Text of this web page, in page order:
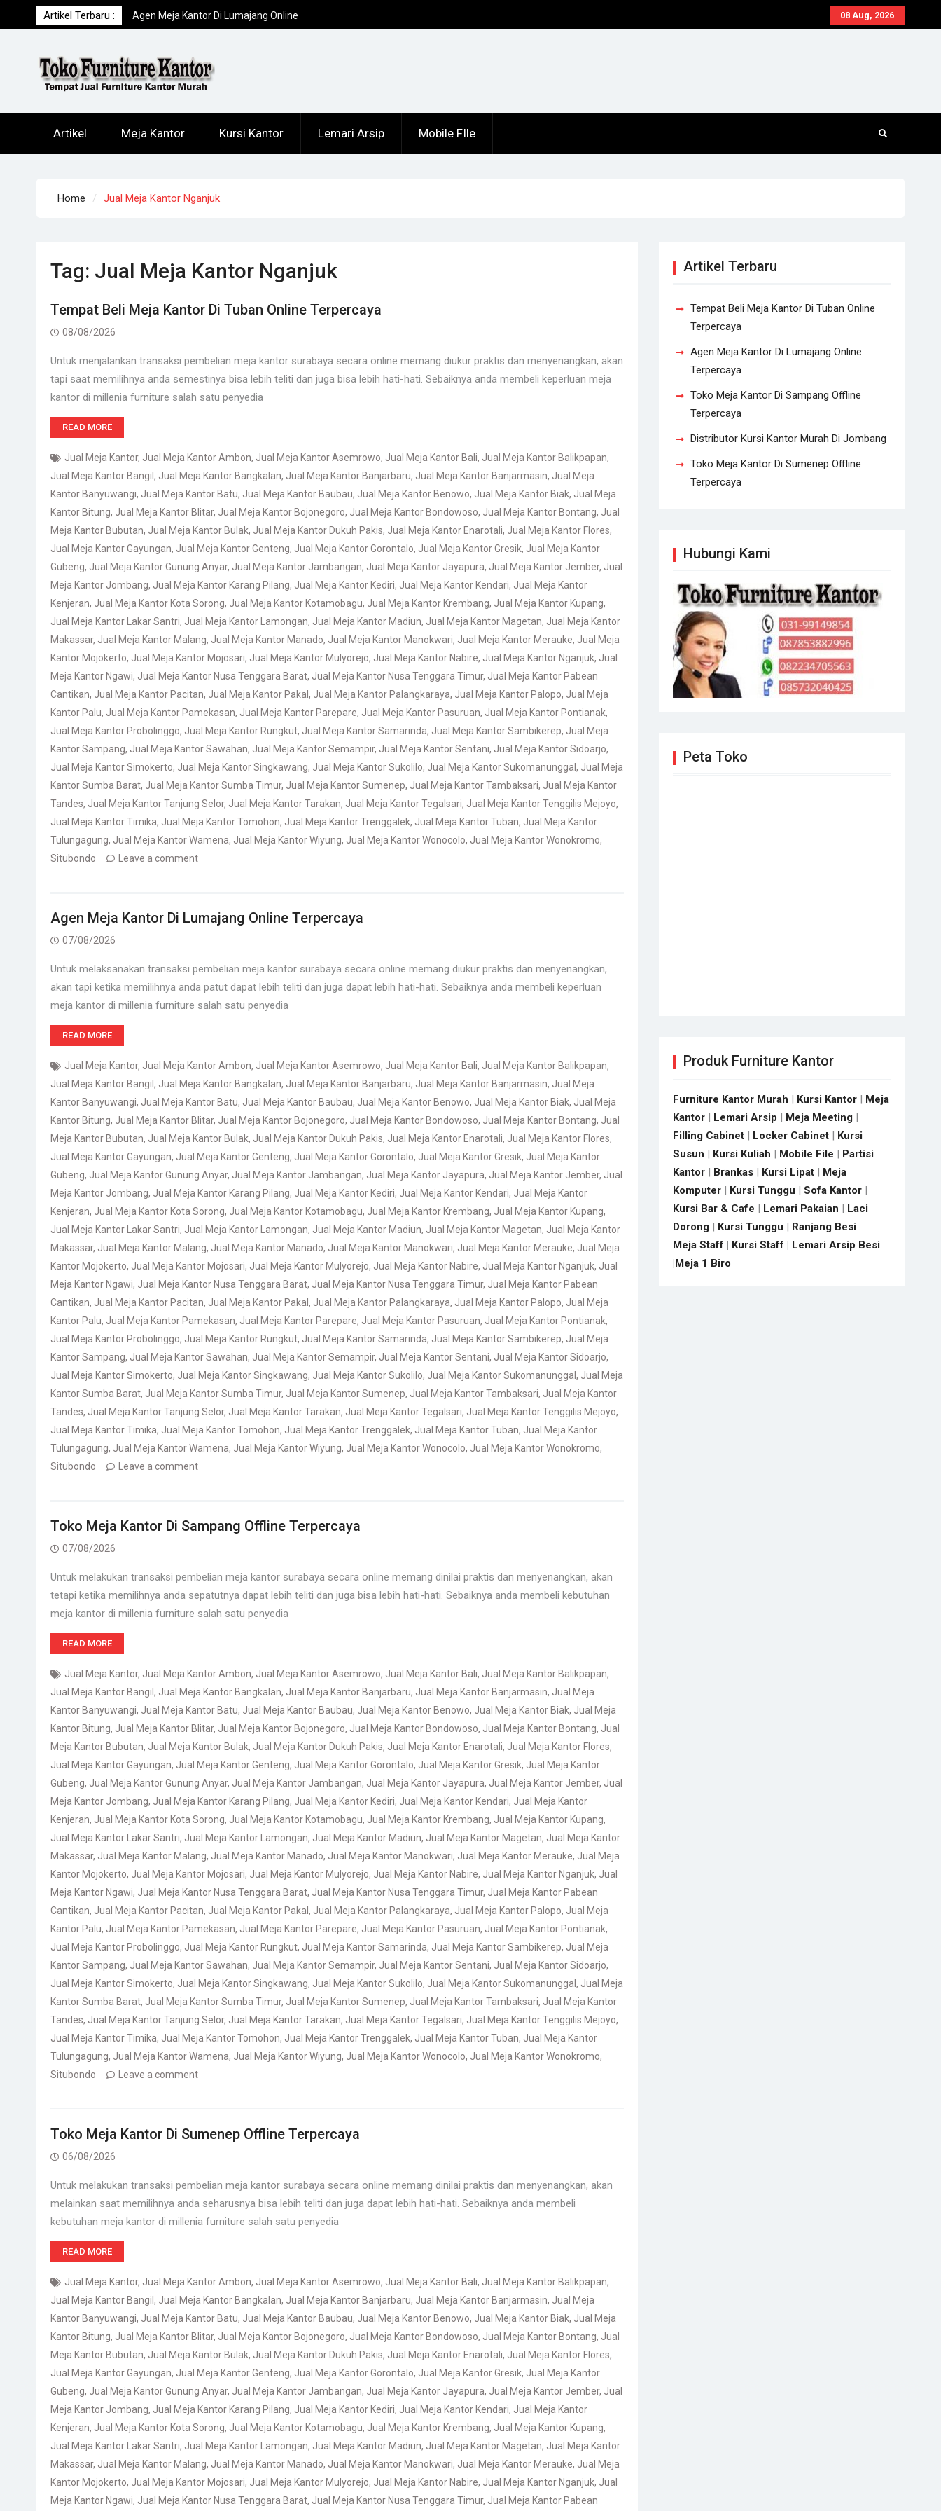
to
08 Aug, 2026
Artikel Terbaru :
Agen Meja Kantor Di Lumajang Online
Terpercaya
Terpercaya
Tempat Beli Meja Kantor Di Tuban Online
Artikel Meja Kantor Kursi Kantor Lemari Arsip Mobile FIle
Home Jual Meja Kantor Nganjuk
Tag: Jual Meja Kantor Nganjuk
Tempat Beli Meja Kantor Di Tuban Online Terpercaya
08/08/2026
Untuk menjalankan transaksi pembelian meja kantor surabaya secara online memang diukur praktis dan menyenangkan, akan
tapi saat memilihnya anda semestinya bisa lebih teliti dan juga bisa lebih hati-hati. Sebaiknya anda membeli keperluan meja
kantor di millenia furniture salah satu penyedia
READ MORE
Jual Meja Kantor, Jual Meja Kantor Ambon, Jual Meja Kantor Asemrowo, Jual Meja Kantor Bali, Jual Meja Kantor Balikpapan,
Jual Meja Kantor Bangil , Jual Meja Kantor Bangkalan, Jual Meja Kantor Banjarbaru, Jual Meja Kantor Banjarmasin, Jual Meja
Kantor Banyuwangi, Jual Meja Kantor Batu, Jual Meja Kantor Baubau, Jual Meja Kantor Benowo, Jual Meja Kantor Biak, Jual Meja
Kantor Bitung, Jual Meja Kantor Blitar, Jual Meja Kantor Bojonegoro, Jual Meja Kantor Bondowoso, Jual Meja Kantor Bontang, Jual
Meja Kantor Bubutan, Jual Meja Kantor Bulak, Jual Meja Kantor Dukuh Pakis, Jual Meja Kantor Enarotali, Jual Meja Kantor Flores,
Jual Meja Kantor Gayungan, Jual Meja Kantor Genteng, Jual Meja Kantor Gorontalo, Jual Meja Kantor Gresik, Jual Meja Kantor
Gubeng, Jual Meja Kantor Gunung Anyar, Jual Meja Kantor Jambangan, Jual Meja Kantor Jayapura, Jual Meja Kantor Jember, Jual
Meja Kantor Jombang, Jual Meja Kantor Karang Pilang, Jual Meja Kantor Kediri, Jual Meja Kantor Kendari, Jual Meja Kantor
Kenjeran, Jual Meja Kantor Kota Sorong, Jual Meja Kantor Kotamobagu, Jual Meja Kantor Krembang, Jual Meja Kantor Kupang,
Jual Meja Kantor Lakar Santri, Jual Meja Kantor Lamongan, Jual Meja Kantor Madiun, Jual Meja Kantor Magetan, Jual Meja Kantor
Makassar, Jual Meja Kantor Malang, Jual Meja Kantor Manado, Jual Meja Kantor Manokwari, Jual Meja Kantor Merauke, Jual Meja
Kantor Mojokerto, Jual Meja Kantor Mojosari, Jual Meja Kantor Mulyorejo, Jual Meja Kantor Nabire, Jual Meja Kantor Nganjuk, Jual
Meja Kantor Ngawi, Jual Meja Kantor Nusa Tenggara Barat, Jual Meja Kantor Nusa Tenggara Timur, Jual Meja Kantor Pabean
Cantikan, Jual Meja Kantor Pacitan, Jual Meja Kantor Pakal , Jual Meja Kantor Palangkaraya, Jual Meja Kantor Palopo, Jual Meja
Kantor Palu, Jual Meja Kantor Pamekasan, Jual Meja Kantor Parepare, Jual Meja Kantor Pasuruan, Jual Meja Kantor Pontianak,
Jual Meja Kantor Probolinggo, Jual Meja Kantor Rungkut, Jual Meja Kantor Samarinda, Jual Meja Kantor Sambikerep, Jual Meja
Kantor Sampang, Jual Meja Kantor Sawahan, Jual Meja Kantor Semampir, Jual Meja Kantor Sentani, Jual Meja Kantor Sidoarjo,
Jual Meja Kantor Simokerto, Jual Meja Kantor Singkawang, Jual Meja Kantor Sukolilo, Jual Meja Kantor Sukomanunggal , Jual Meja
Kantor Sumba Barat, Jual Meja Kantor Sumba Timur, Jual Meja Kantor Sumenep, Jual Meja Kantor Tambaksari, Jual Meja Kantor
Tandes, Jual Meja Kantor Tanjung Selor, Jual Meja Kantor Tarakan, Jual Meja Kantor Tegalsari, Jual Meja Kantor Tenggilis Mejoyo,
Jual Meja Kantor Timika, Jual Meja Kantor Tomohon, Jual Meja Kantor Trenggalek, Jual Meja Kantor Tuban, Jual Meja Kantor
Tulungagung, Jual Meja Kantor Wamena, Jual Meja Kantor Wiyung, Jual Meja Kantor Wonocolo, Jual Meja Kantor Wonokromo,
Situbondo
Leave a comment
Agen Meja Kantor Di Lumajang Online Terpercaya
07/08/2026
Untuk melaksanakan transaksi pembelian meja kantor surabaya secara online memang diukur praktis dan menyenangkan,
akan tapi ketika memilihnya anda patut dapat lebih teliti dan juga dapat lebih hati-hati. Sebaiknya anda membeli keperluan
meja kantor di millenia furniture salah satu penyedia
READ MORE
Jual Meja Kantor, Jual Meja Kantor Ambon, Jual Meja Kantor Asemrowo, Jual Meja Kantor Bali, Jual Meja Kantor Balikpapan,
Jual Meja Kantor Bangil , Jual Meja Kantor Bangkalan, Jual Meja Kantor Banjarbaru, Jual Meja Kantor Banjarmasin, Jual Meja
Kantor Banyuwangi, Jual Meja Kantor Batu, Jual Meja Kantor Baubau, Jual Meja Kantor Benowo, Jual Meja Kantor Biak, Jual Meja
Kantor Bitung, Jual Meja Kantor Blitar, Jual Meja Kantor Bojonegoro, Jual Meja Kantor Bondowoso, Jual Meja Kantor Bontang, Jual
Meja Kantor Bubutan, Jual Meja Kantor Bulak, Jual Meja Kantor Dukuh Pakis, Jual Meja Kantor Enarotali, Jual Meja Kantor Flores,
Jual Meja Kantor Gayungan, Jual Meja Kantor Genteng, Jual Meja Kantor Gorontalo, Jual Meja Kantor Gresik, Jual Meja Kantor
Gubeng, Jual Meja Kantor Gunung Anyar, Jual Meja Kantor Jambangan, Jual Meja Kantor Jayapura, Jual Meja Kantor Jember, Jual
Meja Kantor Jombang, Jual Meja Kantor Karang Pilang, Jual Meja Kantor Kediri, Jual Meja Kantor Kendari, Jual Meja Kantor
Kenjeran, Jual Meja Kantor Kota Sorong, Jual Meja Kantor Kotamobagu, Jual Meja Kantor Krembang, Jual Meja Kantor Kupang,
Jual Meja Kantor Lakar Santri, Jual Meja Kantor Lamongan, Jual Meja Kantor Madiun, Jual Meja Kantor Magetan, Jual Meja Kantor
Makassar, Jual Meja Kantor Malang, Jual Meja Kantor Manado, Jual Meja Kantor Manokwari, Jual Meja Kantor Merauke, Jual Meja
Kantor Mojokerto, Jual Meja Kantor Mojosari, Jual Meja Kantor Mulyorejo, Jual Meja Kantor Nabire, Jual Meja Kantor Nganjuk, Jual
Meja Kantor Ngawi, Jual Meja Kantor Nusa Tenggara Barat, Jual Meja Kantor Nusa Tenggara Timur, Jual Meja Kantor Pabean
Cantikan, Jual Meja Kantor Pacitan, Jual Meja Kantor Pakal , Jual Meja Kantor Palangkaraya, Jual Meja Kantor Palopo, Jual Meja
Kantor Palu, Jual Meja Kantor Pamekasan, Jual Meja Kantor Parepare, Jual Meja Kantor Pasuruan, Jual Meja Kantor Pontianak,
Jual Meja Kantor Probolinggo, Jual Meja Kantor Rungkut, Jual Meja Kantor Samarinda, Jual Meja Kantor Sambikerep, Jual Meja
Kantor Sampang, Jual Meja Kantor Sawahan, Jual Meja Kantor Semampir, Jual Meja Kantor Sentani, Jual Meja Kantor Sidoarjo,
Jual Meja Kantor Simokerto, Jual Meja Kantor Singkawang, Jual Meja Kantor Sukolilo, Jual Meja Kantor Sukomanunggal , Jual Meja
Kantor Sumba Barat, Jual Meja Kantor Sumba Timur, Jual Meja Kantor Sumenep, Jual Meja Kantor Tambaksari, Jual Meja Kantor
Tandes, Jual Meja Kantor Tanjung Selor, Jual Meja Kantor Tarakan, Jual Meja Kantor Tegalsari, Jual Meja Kantor Tenggilis Mejoyo,
Jual Meja Kantor Timika, Jual Meja Kantor Tomohon, Jual Meja Kantor Trenggalek, Jual Meja Kantor Tuban, Jual Meja Kantor
Tulungagung, Jual Meja Kantor Wamena, Jual Meja Kantor Wiyung, Jual Meja Kantor Wonocolo, Jual Meja Kantor Wonokromo,
Situbondo
Leave a comment
Toko Meja Kantor Di Sampang Offline Terpercaya
07/08/2026
Untuk melakukan transaksi pembelian meja kantor surabaya secara online memang dinilai praktis dan menyenangkan, akan
tetapi ketika memilihnya anda sepatutnya dapat lebih teliti dan juga bisa lebih hati-hati. Sebaiknya anda membeli kebutuhan
meja kantor di millenia furniture salah satu penyedia
READ MORE
Jual Meja Kantor, Jual Meja Kantor Ambon, Jual Meja Kantor Asemrowo, Jual Meja Kantor Bali, Jual Meja Kantor Balikpapan,
Jual Meja Kantor Bangil , Jual Meja Kantor Bangkalan, Jual Meja Kantor Banjarbaru, Jual Meja Kantor Banjarmasin, Jual Meja
Kantor Banyuwangi, Jual Meja Kantor Batu, Jual Meja Kantor Baubau, Jual Meja Kantor Benowo, Jual Meja Kantor Biak, Jual Meja
Kantor Bitung, Jual Meja Kantor Blitar, Jual Meja Kantor Bojonegoro, Jual Meja Kantor Bondowoso, Jual Meja Kantor Bontang, Jual
Meja Kantor Bubutan, Jual Meja Kantor Bulak, Jual Meja Kantor Dukuh Pakis, Jual Meja Kantor Enarotali, Jual Meja Kantor Flores,
Jual Meja Kantor Gayungan, Jual Meja Kantor Genteng, Jual Meja Kantor Gorontalo, Jual Meja Kantor Gresik, Jual Meja Kantor
Gubeng, Jual Meja Kantor Gunung Anyar, Jual Meja Kantor Jambangan, Jual Meja Kantor Jayapura, Jual Meja Kantor Jember, Jual
Meja Kantor Jombang, Jual Meja Kantor Karang Pilang, Jual Meja Kantor Kediri, Jual Meja Kantor Kendari, Jual Meja Kantor
Kenjeran, Jual Meja Kantor Kota Sorong, Jual Meja Kantor Kotamobagu, Jual Meja Kantor Krembang, Jual Meja Kantor Kupang,
Jual Meja Kantor Lakar Santri, Jual Meja Kantor Lamongan, Jual Meja Kantor Madiun, Jual Meja Kantor Magetan, Jual Meja Kantor
Makassar, Jual Meja Kantor Malang, Jual Meja Kantor Manado, Jual Meja Kantor Manokwari, Jual Meja Kantor Merauke, Jual Meja
Kantor Mojokerto, Jual Meja Kantor Mojosari, Jual Meja Kantor Mulyorejo, Jual Meja Kantor Nabire, Jual Meja Kantor Nganjuk, Jual
Meja Kantor Ngawi, Jual Meja Kantor Nusa Tenggara Barat, Jual Meja Kantor Nusa Tenggara Timur, Jual Meja Kantor Pabean
Cantikan, Jual Meja Kantor Pacitan, Jual Meja Kantor Pakal , Jual Meja Kantor Palangkaraya, Jual Meja Kantor Palopo, Jual Meja
Kantor Palu, Jual Meja Kantor Pamekasan, Jual Meja Kantor Parepare, Jual Meja Kantor Pasuruan, Jual Meja Kantor Pontianak,
Jual Meja Kantor Probolinggo, Jual Meja Kantor Rungkut, Jual Meja Kantor Samarinda, Jual Meja Kantor Sambikerep, Jual Meja
Kantor Sampang, Jual Meja Kantor Sawahan, Jual Meja Kantor Semampir, Jual Meja Kantor Sentani, Jual Meja Kantor Sidoarjo,
Jual Meja Kantor Simokerto, Jual Meja Kantor Singkawang, Jual Meja Kantor Sukolilo, Jual Meja Kantor Sukomanunggal , Jual Meja
Kantor Sumba Barat, Jual Meja Kantor Sumba Timur, Jual Meja Kantor Sumenep, Jual Meja Kantor Tambaksari, Jual Meja Kantor
Tandes, Jual Meja Kantor Tanjung Selor, Jual Meja Kantor Tarakan, Jual Meja Kantor Tegalsari, Jual Meja Kantor Tenggilis Mejoyo,
Jual Meja Kantor Timika, Jual Meja Kantor Tomohon, Jual Meja Kantor Trenggalek, Jual Meja Kantor Tuban, Jual Meja Kantor
Tulungagung, Jual Meja Kantor Wamena, Jual Meja Kantor Wiyung, Jual Meja Kantor Wonocolo, Jual Meja Kantor Wonokromo,
Situbondo
Leave a comment
Toko Meja Kantor Di Sumenep Offline Terpercaya
06/08/2026
Untuk melakukan transaksi pembelian meja kantor surabaya secara online memang dinilai praktis dan menyenangkan, akan
melainkan saat memilihnya anda seharusnya bisa lebih teliti dan juga dapat lebih hati-hati. Sebaiknya anda membeli
kebutuhan meja kantor di millenia furniture salah satu penyedia
READ MORE
Jual Meja Kantor, Jual Meja Kantor Ambon, Jual Meja Kantor Asemrowo, Jual Meja Kantor Bali, Jual Meja Kantor Balikpapan,
Jual Meja Kantor Bangil , Jual Meja Kantor Bangkalan, Jual Meja Kantor Banjarbaru, Jual Meja Kantor Banjarmasin, Jual Meja
Kantor Banyuwangi, Jual Meja Kantor Batu, Jual Meja Kantor Baubau, Jual Meja Kantor Benowo, Jual Meja Kantor Biak, Jual Meja
Kantor Bitung, Jual Meja Kantor Blitar, Jual Meja Kantor Bojonegoro, Jual Meja Kantor Bondowoso, Jual Meja Kantor Bontang, Jual
Meja Kantor Bubutan, Jual Meja Kantor Bulak, Jual Meja Kantor Dukuh Pakis, Jual Meja Kantor Enarotali, Jual Meja Kantor Flores,
Jual Meja Kantor Gayungan, Jual Meja Kantor Genteng, Jual Meja Kantor Gorontalo, Jual Meja Kantor Gresik, Jual Meja Kantor
Gubeng, Jual Meja Kantor Gunung Anyar, Jual Meja Kantor Jambangan, Jual Meja Kantor Jayapura, Jual Meja Kantor Jember, Jual
Meja Kantor Jombang, Jual Meja Kantor Karang Pilang, Jual Meja Kantor Kediri, Jual Meja Kantor Kendari, Jual Meja Kantor
Kenjeran, Jual Meja Kantor Kota Sorong, Jual Meja Kantor Kotamobagu, Jual Meja Kantor Krembang, Jual Meja Kantor Kupang,
Jual Meja Kantor Lakar Santri, Jual Meja Kantor Lamongan, Jual Meja Kantor Madiun, Jual Meja Kantor Magetan, Jual Meja Kantor
Makassar, Jual Meja Kantor Malang, Jual Meja Kantor Manado, Jual Meja Kantor Manokwari, Jual Meja Kantor Merauke, Jual Meja
Kantor Mojokerto, Jual Meja Kantor Mojosari, Jual Meja Kantor Mulyorejo, Jual Meja Kantor Nabire, Jual Meja Kantor Nganjuk, Jual
Meja Kantor Ngawi, Jual Meja Kantor Nusa Tenggara Barat, Jual Meja Kantor Nusa Tenggara Timur, Jual Meja Kantor Pabean
Artikel Terbaru
Tempat Beli Meja Kantor Di Tuban Online
Terpercaya
Agen Meja Kantor Di Lumajang Online
Terpercaya
Toko Meja Kantor Di Sampang Offline
Terpercaya
Distributor Kursi Kantor Murah Di Jombang
Toko Meja Kantor Di Sumenep Offline
Terpercaya
Hubungi Kami
Peta Toko
Produk Furniture Kantor
Furniture Kantor Murah | Kursi Kantor | Meja
Kantor | Lemari Arsip | Meja Meeting |
Filling Cabinet | Locker Cabinet | Kursi
Susun | Kursi Kuliah | Mobile File | Partisi
Kantor | Brankas | Kursi Lipat | Meja
Komputer | Kursi Tunggu | Sofa Kantor |
Kursi Bar & Cafe | Lemari Pakaian | Laci
Dorong | Kursi Tunggu | Ranjang Besi
Meja Staff | Kursi Staff | Lemari Arsip Besi
|Meja 1 Biro